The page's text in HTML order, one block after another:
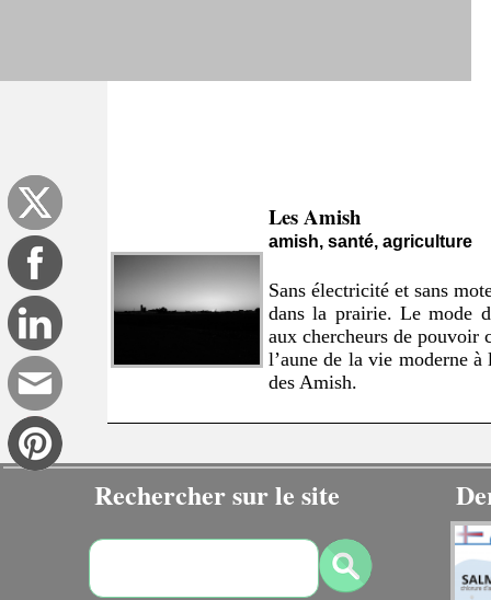
Les Amish
amish, santé, agriculture
Sans électricité et sans
dans la prairie. Le mode
aux chercheurs de pouvoir
l’aune de la vie moderne
des Amish.
Rechercher sur le site